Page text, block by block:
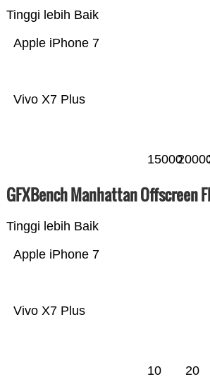
Tinggi lebih Baik
Vivo X7 Plus
Apple iPhone 7
15000
GFXBench Manhattan Offscreen
Tinggi lebih Baik
Vivo X7 Plus
Apple iPhone 7
10 20